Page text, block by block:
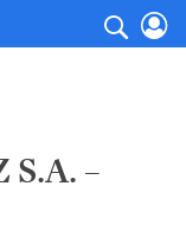
S.A. –